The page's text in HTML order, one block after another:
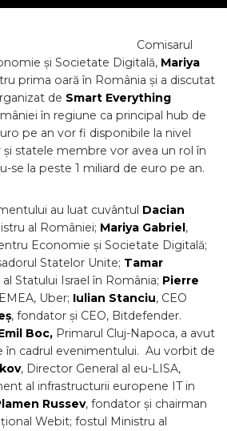
Comisarul
și Societate Digitală, Mariya
prima oară în România și a discutat
de Smart Everything
în regiune ca principal hub de
pe an vor fi disponibile la nivel
și statele membre vor avea un rol în
se la peste 1 miliard de euro pe an.
au luat cuvântul Dacian
al României; Mariya Gabriel,
Economie și Societate Digitală;
Statelor Unite; Tamar
Statului Israel în România; Pierre
Uber; Iulian Stanciu, CEO
, fondator și CEO, Bitdefender.
Boc, Primarul Cluj-Napoca, a avut
cadrul evenimentului. Au vorbit de
, Director General al eu-LISA,
al infrastructurii europene IT in
Russev, fondator și chairman
Webit; fostul Ministru al